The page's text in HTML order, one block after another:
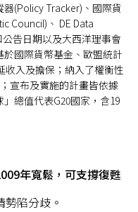
器(Policy Tracker)、國際貨
Council)、 DE Data
告日期以及大西洋理事會
於國際貨幣基金、歐盟統計
收入及擔保；納入了權衡性
宣布及實施的計畫皆依據
」總值代表G20國家，含19
年寬鬆，可支撐復甦
陷分歧。